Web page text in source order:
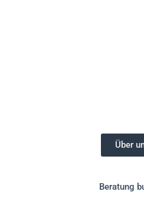
Über
Beratung